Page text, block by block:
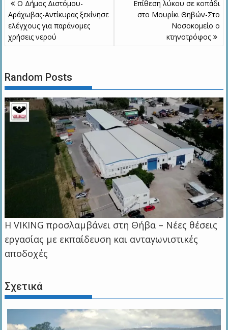
άρθρων
Ο Δήμος Διστόμου-
Αράχωβας-Αντίκυρας ξεκίνησε
ελέγχους για παράνομες
χρήσεις νερού
Επίθεση λύκου σε κοπάδι
στο Μουρίκι Θηβών-Στο
Νοσοκομείο ο
κτηνοτρόφος
Random Posts
Η VIKING προσλαμβάνει στη Θήβα – Νέες θέσεις
εργασίας με εκπαίδευση και ανταγωνιστικές
αποδοχές
Σχετικά